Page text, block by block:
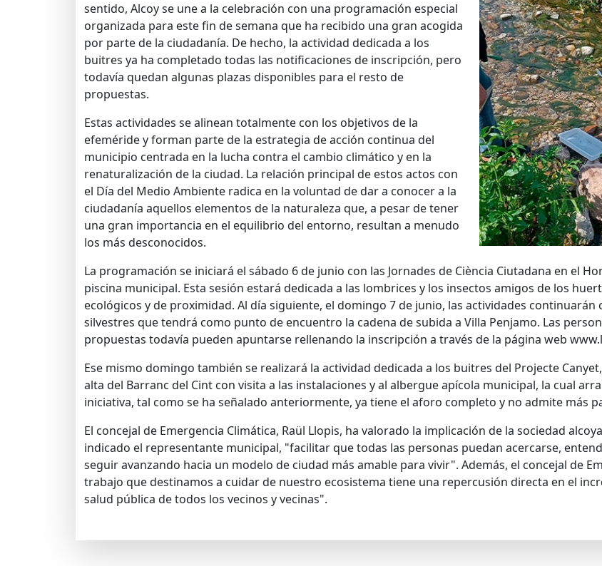
sentido, Alcoy se une a la celebración con una programación especial
organizada para este fin de semana que ha recibido una gran acogida
por parte de la ciudadanía. De hecho, la actividad dedicada a los
buitres ya ha completado todas las notificaciones de inscripción, pero
todavía quedan algunas plazas disponibles para el resto de
propuestas.
Estas actividades se alinean totalmente con los objetivos de la
efeméride y forman parte de la estrategia de acción continua del
municipio centrada en la lucha contra el cambio climático y en la
renaturalización de la ciudad. La relación principal de estos actos con
el Día del Medio Ambiente radica en la voluntad de dar a conocer a la
ciudadanía aquellos elementos de la naturaleza que, a pesar de tener
una gran importancia en el equilibrio del entorno, resultan a menudo
los más desconocidos.
La programación se iniciará el sábado 6 de junio con las Jornades de Ciència Ciutadana en el
piscina municipal. Esta sesión estará dedicada a las lombrices y los insectos amigos de los
ecológicos y de proximidad. Al día siguiente, el domingo 7 de junio, las actividades continuarán
silvestres que tendrá como punto de encuentro la cadena de subida a Villa Penjamo. Las
propuestas todavía pueden apuntarse rellenando la inscripción a través de la página web
Ese mismo domingo también se realizará la actividad dedicada a los buitres del Projecte
alta del Barranc del Cint con visita a las instalaciones y al albergue apícola municipal, la cual
iniciativa, tal como se ha señalado anteriormente, ya tiene el aforo completo y no admite más
El concejal de Emergencia Climática, Raül Llopis, ha valorado la implicación de la sociedad
indicado el representante municipal, "facilitar que todas las personas puedan acercarse,
seguir avanzando hacia un modelo de ciudad más amable para vivir". Además, el concejal de
trabajo que destinamos a cuidar de nuestro ecosistema tiene una repercusión directa en el
salud pública de todos los vecinos y vecinas".